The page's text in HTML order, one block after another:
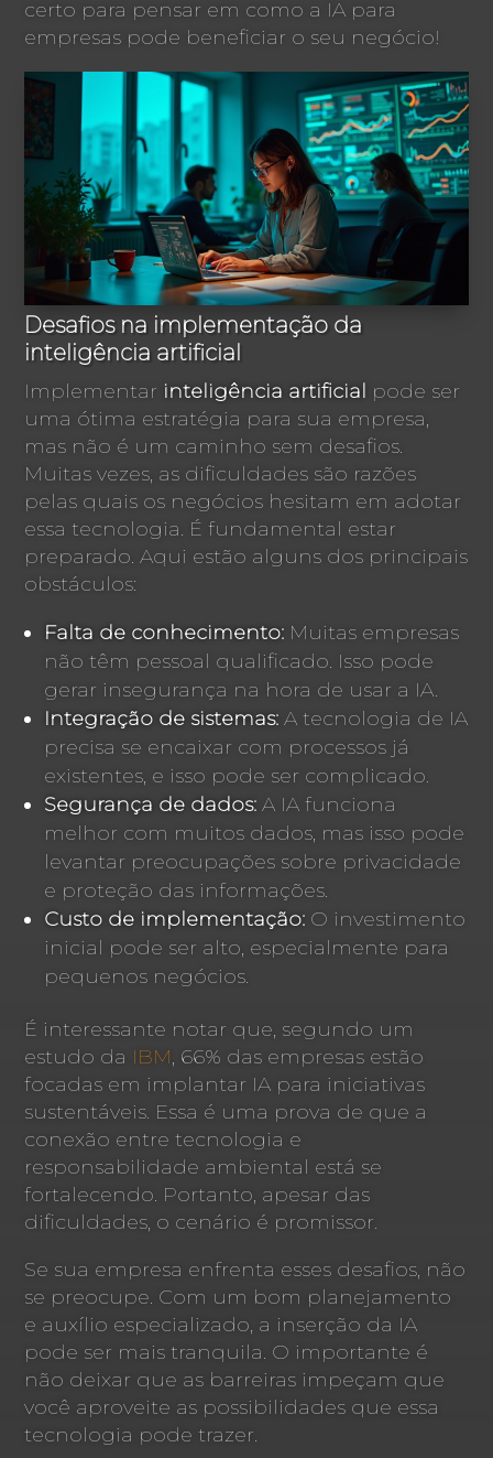
certo para pensar em como a IA para
empresas pode beneficiar o seu negócio!
Desafios na implementação da
inteligência artificial
Implementar inteligência artificial pode ser
uma ótima estratégia para sua empresa,
mas não é um caminho sem desafios.
Muitas vezes, as dificuldades são razões
pelas quais os negócios hesitam em adotar
essa tecnologia. É fundamental estar
preparado. Aqui estão alguns dos principais
obstáculos:
Falta de conhecimento: Muitas empresas
não têm pessoal qualificado. Isso pode
gerar insegurança na hora de usar a IA.
Integração de sistemas: A tecnologia de IA
precisa se encaixar com processos já
existentes, e isso pode ser complicado.
Segurança de dados: A IA funciona
melhor com muitos dados, mas isso pode
levantar preocupações sobre privacidade
e proteção das informações.
Custo de implementação: O investimento
inicial pode ser alto, especialmente para
pequenos negócios.
É interessante notar que, segundo um
estudo da IBM, 66% das empresas estão
focadas em implantar IA para iniciativas
sustentáveis. Essa é uma prova de que a
conexão entre tecnologia e
responsabilidade ambiental está se
fortalecendo. Portanto, apesar das
dificuldades, o cenário é promissor.
Se sua empresa enfrenta esses desafios, não
se preocupe. Com um bom planejamento
e auxílio especializado, a inserção da IA
pode ser mais tranquila. O importante é
não deixar que as barreiras impeçam que
você aproveite as possibilidades que essa
tecnologia pode trazer.